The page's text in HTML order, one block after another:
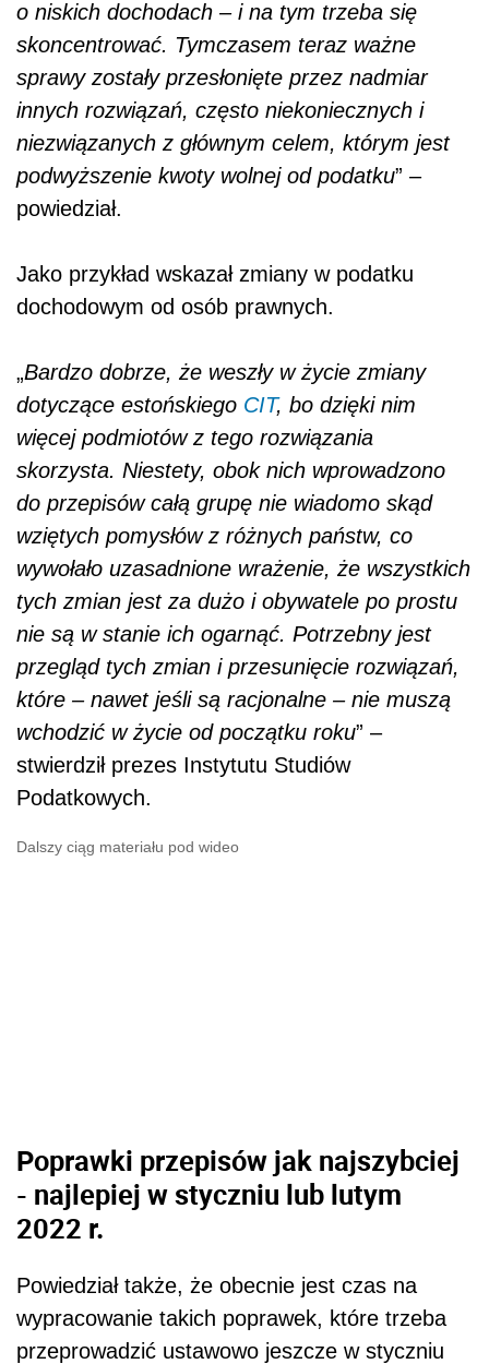
o niskich dochodach – i na tym trzeba się
skoncentrować. Tymczasem teraz ważne
sprawy zostały przesłonięte przez nadmiar
innych rozwiązań, często niekoniecznych i
niezwiązanych z głównym celem, którym jest
podwyższenie kwoty wolnej od podatku” –
powiedział.
Jako przykład wskazał zmiany w podatku
dochodowym od osób prawnych.
„Bardzo dobrze, że weszły w życie zmiany
dotyczące estońskiego CIT, bo dzięki nim
więcej podmiotów z tego rozwiązania
skorzysta. Niestety, obok nich wprowadzono
do przepisów całą grupę nie wiadomo skąd
wziętych pomysłów z różnych państw, co
wywołało uzasadnione wrażenie, że wszystkich
tych zmian jest za dużo i obywatele po prostu
nie są w stanie ich ogarnąć. Potrzebny jest
przegląd tych zmian i przesunięcie rozwiązań,
które – nawet jeśli są racjonalne – nie muszą
wchodzić w życie od początku roku” –
stwierdził prezes Instytutu Studiów
Podatkowych.
Dalszy ciąg materiału pod wideo
Poprawki przepisów jak najszybciej
- najlepiej w styczniu lub lutym
2022 r.
Powiedział także, że obecnie jest czas na
wypracowanie takich poprawek, które trzeba
przeprowadzić ustawowo jeszcze w styczniu